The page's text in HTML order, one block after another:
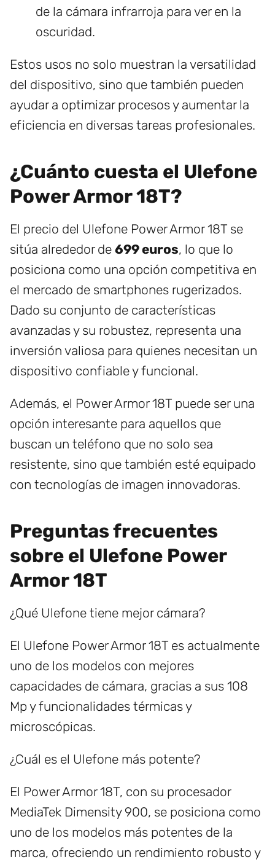
de la cámara infrarroja para ver en la
oscuridad.
Estos usos no solo muestran la versatilidad
del dispositivo, sino que también pueden
ayudar a optimizar procesos y aumentar la
eficiencia en diversas tareas profesionales.
¿Cuánto cuesta el Ulefone
Power Armor 18T?
El precio del Ulefone Power Armor 18T se
sitúa alrededor de 699 euros, lo que lo
posiciona como una opción competitiva en
el mercado de smartphones rugerizados.
Dado su conjunto de características
avanzadas y su robustez, representa una
inversión valiosa para quienes necesitan un
dispositivo confiable y funcional.
Además, el Power Armor 18T puede ser una
opción interesante para aquellos que
buscan un teléfono que no solo sea
resistente, sino que también esté equipado
con tecnologías de imagen innovadoras.
Preguntas frecuentes
sobre el Ulefone Power
Armor 18T
¿Qué Ulefone tiene mejor cámara?
El Ulefone Power Armor 18T es actualmente
uno de los modelos con mejores
capacidades de cámara, gracias a sus 108
Mp y funcionalidades térmicas y
microscópicas.
¿Cuál es el Ulefone más potente?
El Power Armor 18T, con su procesador
MediaTek Dimensity 900, se posiciona como
uno de los modelos más potentes de la
marca, ofreciendo un rendimiento robusto y